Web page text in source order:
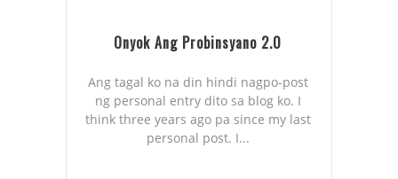
Onyok Ang Probinsyano 2.0
Ang tagal ko na din hindi nagpo-post
ng personal entry dito sa blog ko. I
think three years ago pa since my last
personal post. I...